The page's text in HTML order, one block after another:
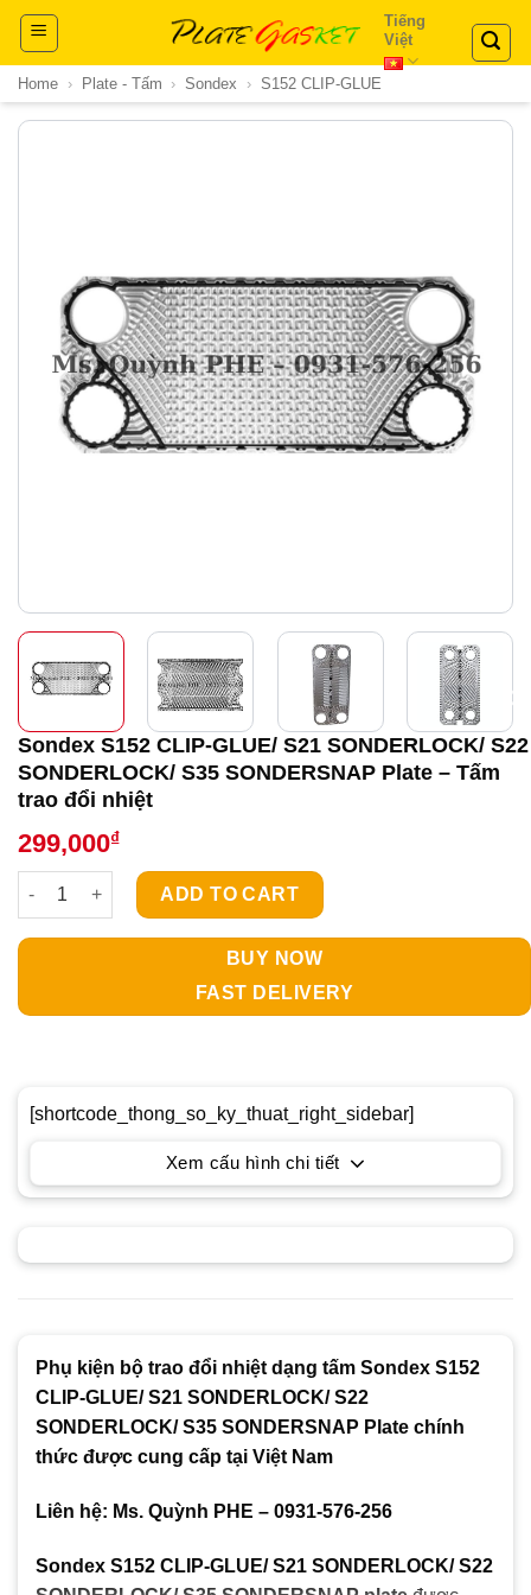
Skip
content
Tiếng
Việt
Home › Plate - Tấm › Sondex › S152 CLIP-GLUE
Sondex S152 CLIP-GLUE/ S21 SONDERLOCK/ S22
SONDERLOCK/ S35 SONDERSNAP Plate – Tấm
trao đổi nhiệt
299,000₫
Sondex S152 CLIP-GLUE/ S21 SONDERLOCK/ S22
ADD TO CART
BUY NOW
FAST DELIVERY
Phụ kiện bộ trao đổi nhiệt dạng tấm Sondex S152
CLIP-GLUE/ S21 SONDERLOCK/ S22
SONDERLOCK/ S35 SONDERSNAP Plate chính
thức được cung cấp tại Việt Nam
Liên hệ: Ms. Quỳnh PHE – 0931-576-256
Sondex S152 CLIP-GLUE/ S21 SONDERLOCK/ S22
[shortcode_thong_so_ky_thuat_right_sidebar]
Xem cấu hình chi tiết